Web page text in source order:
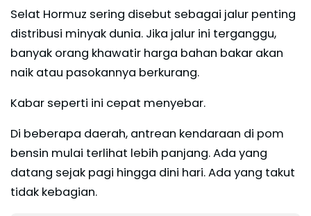
Selat Hormuz sering disebut sebagai jalur penting
distribusi minyak dunia. Jika jalur ini terganggu,
banyak orang khawatir harga bahan bakar akan
naik atau pasokannya berkurang.
Kabar seperti ini cepat menyebar.
Di beberapa daerah, antrean kendaraan di pom
bensin mulai terlihat lebih panjang. Ada yang
datang sejak pagi hingga dini hari. Ada yang takut
tidak kebagian.